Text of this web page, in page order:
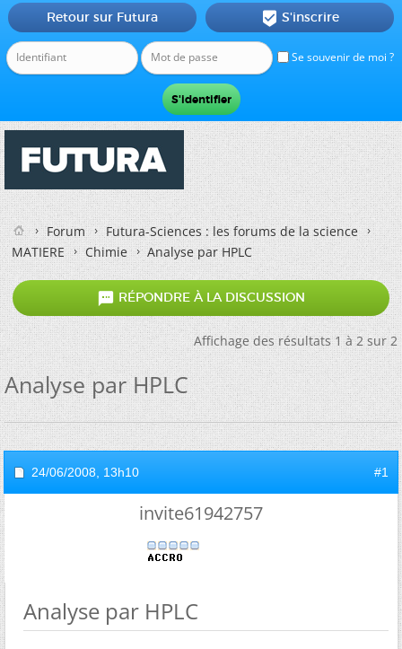
Se souvenir de moi ?
Retour sur Futura  S'inscrire
Forum
Futura-Sciences : les forums de la science
MATIERE
Chimie Analyse par HPLC
 RÉPONDRE À LA DISCUSSION
Affichage des résultats 1 à 2 sur 2
Analyse par HPLC
24/06/2008, 13h10 #1
invite61942757
Analyse par HPLC